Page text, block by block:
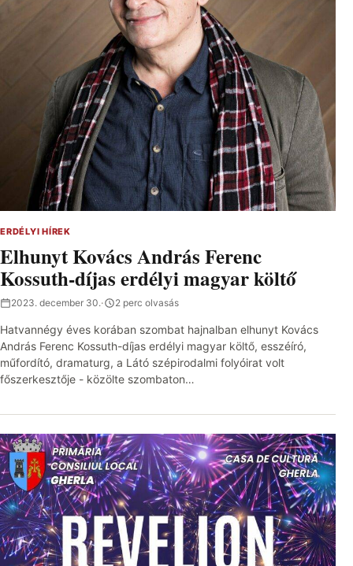
ERDÉLYI HÍREK
Elhunyt Kovács András Ferenc
Kossuth-díjas erdélyi magyar költő
2023. december 30.· 2 perc olvasás
Hatvannégy éves korában szombat hajnalban elhunyt Kovács
András Ferenc Kossuth-díjas erdélyi magyar költő, esszéíró,
műfordító, dramaturg, a Látó szépirodalmi folyóirat volt
főszerkesztője - közölte szombaton…